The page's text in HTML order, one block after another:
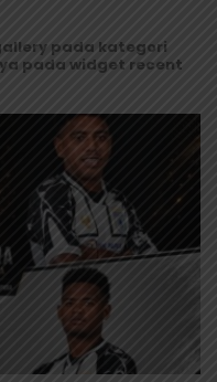
pada kategori
pada widget recent